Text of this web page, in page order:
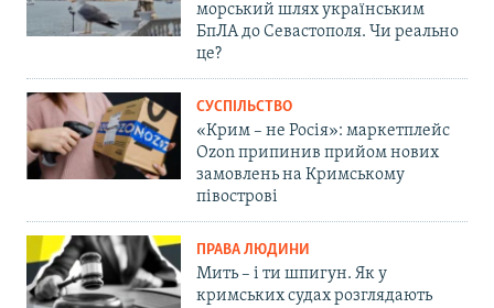
морський шлях українським
БпЛА до Севастополя. Чи реально
це?
СУСПІЛЬСТВО
«Крим – не Росія»: маркетплейс
Ozon припинив прийом нових
замовлень на Кримському
півострові
ПРАВА ЛЮДИНИ
Мить – і ти шпигун. Як у
кримських судах розглядають